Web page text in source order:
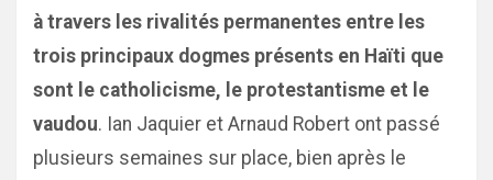
à travers les rivalités permanentes entre les
trois principaux dogmes présents en Haïti que
sont le catholicisme, le protestantisme et le
vaudou. Ian Jaquier et Arnaud Robert ont passé
plusieurs semaines sur place, bien après le